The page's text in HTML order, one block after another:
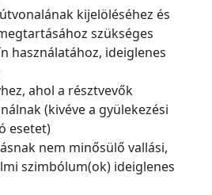
kijelöléséhez és
szükséges
használatához, ideiglenes
ahol a résztvevők
(kivéve a gyülekezési
esetet)
nem minősülő vallási,
szimbólum(ok) ideiglenes